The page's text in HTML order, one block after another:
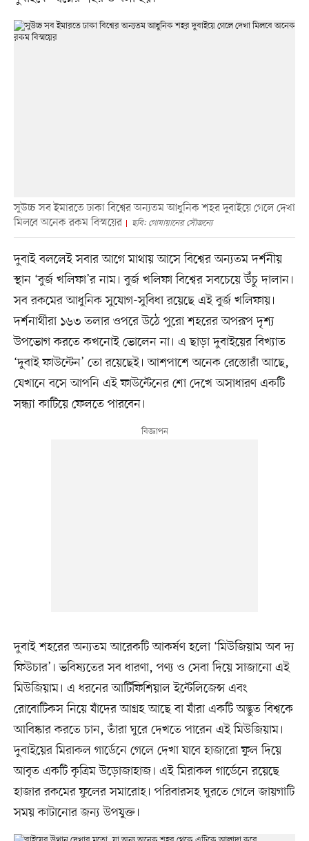
সুউচ্চ সব ইমারতে ঢাকা বিশ্বের অন্যতম আধুনিক শহর দুবাইয়ে গেলে দেখা
মিলবে অনেক রকম বিস্ময়ের
ছবি: গোযায়ানের সৌজন্যে
দুবাই বললেই সবার আগে মাথায় আসে বিশ্বের অন্যতম দর্শনীয়
স্থান ‘বুর্জ খলিফা’র নাম। বুর্জ খলিফা বিশ্বের সবচেয়ে উঁচু দালান।
সব রকমের আধুনিক সুযোগ-সুবিধা রয়েছে এই বুর্জ খলিফায়।
দর্শনার্থীরা ১৬৩ তলার ওপরে উঠে পুরো শহরের অপরূপ দৃশ্য
উপভোগ করতে কখনোই ভোলেন না। এ ছাড়া দুবাইয়ের বিখ্যাত
‘দুবাই ফাউন্টেন’ তো রয়েছেই। আশপাশে অনেক রেস্তোরাঁ আছে,
যেখানে বসে আপনি এই ফাউন্টেনের শো দেখে অসাধারণ একটি
সন্ধ্যা কাটিয়ে ফেলতে পারবেন।
দুবাই শহরের অন্যতম আরেকটি আকর্ষণ হলো ‘মিউজিয়াম অব দ্য
ফিউচার’। ভবিষ্যতের সব ধারণা, পণ্য ও সেবা দিয়ে সাজানো এই
মিউজিয়াম। এ ধরনের আর্টিফিশিয়াল ইন্টেলিজেন্স এবং
রোবোটিকস নিয়ে যাঁদের আগ্রহ আছে বা যাঁরা একটি অদ্ভুত বিশ্বকে
আবিষ্কার করতে চান, তাঁরা ঘুরে দেখতে পারেন এই মিউজিয়াম।
দুবাইয়ের মিরাকল গার্ডেনে গেলে দেখা যাবে হাজারো ফুল দিয়ে
আবৃত একটি কৃত্রিম উড়োজাহাজ। এই মিরাকল গার্ডেনে রয়েছে
হাজার রকমের ফুলের সমারোহ। পরিবারসহ ঘুরতে গেলে জায়গাটি
সময় কাটানোর জন্য উপযুক্ত।